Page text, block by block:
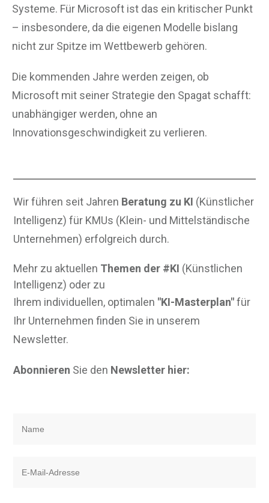
Systeme. Für Microsoft ist das ein kritischer Punkt
– insbesondere, da die eigenen Modelle bislang
nicht zur Spitze im Wettbewerb gehören.
Die kommenden Jahre werden zeigen, ob
Microsoft mit seiner Strategie den Spagat schafft:
unabhängiger werden, ohne an
Innovationsgeschwindigkeit zu verlieren.
Wir führen seit Jahren Beratung zu KI (Künstlicher
Intelligenz) für KMUs (Klein- und Mittelständische
Unternehmen) erfolgreich durch.
Mehr zu aktuellen Themen der #KI (Künstlichen
Intelligenz) oder zu
Ihrem individuellen, optimalen "KI-Masterplan"für
Ihr Unternehmen finden Sie in unserem
Newsletter.
Abonnieren Sie den Newsletter hier: